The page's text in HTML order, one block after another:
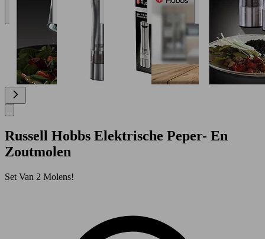
Russell Hobbs Elektrische Peper- En
Zoutmolen
Set Van 2 Molens!